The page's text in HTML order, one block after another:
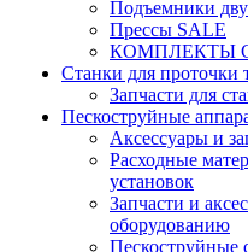
Подъемники
Прессы SALE
КОМПЛЕКТЫ
Станки для проточки
Запчасти для
Пескоструйные
Аксессуары и
Расходные
установок
Запчасти и
оборудованию
Пескоструйные